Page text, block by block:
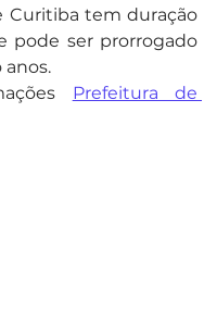
Curitiba tem duração
pode ser prorrogado
anos.
Prefeitura de